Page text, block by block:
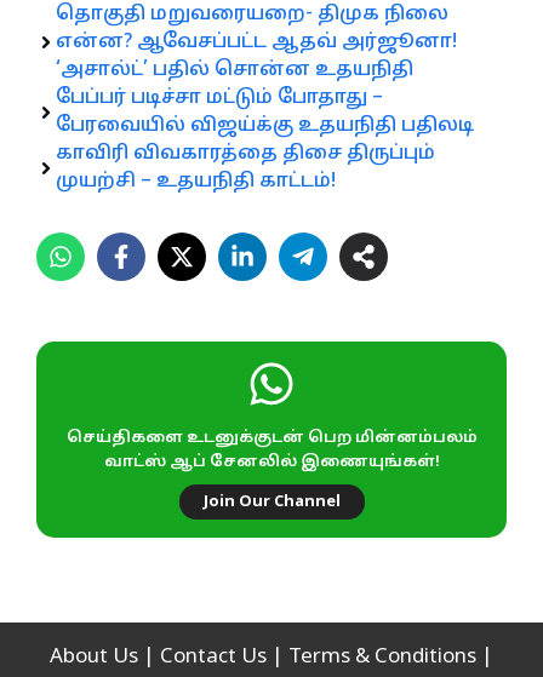
தொகுதி மறுவரையறை- திமுக நிலை
என்ன? ஆவேசப்பட்ட ஆதவ் அர்ஜூனா!
‘அசால்ட்’ பதில் சொன்ன உதயநிதி
பேப்பர் படிச்சா மட்டும் போதாது –
பேரவையில் விஜய்க்கு உதயநிதி பதிலடி
காவிரி விவகாரத்தை திசை திருப்பும்
முயற்சி – உதயநிதி காட்டம்!
செய்திகளை உடனுக்குடன் பெற மின்னம்பலம்
வாட்ஸ் ஆப் சேனலில் இணையுங்கள்!
Join Our Channel
About Us Contact Us Terms & Conditions